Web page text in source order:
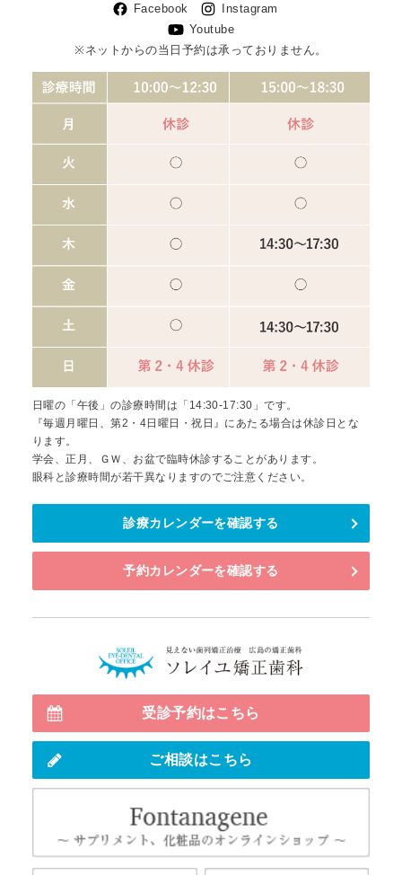
Facebook
Instagram
Youtube
※ネットからの当日予約は承っておりません。
日曜の「午後」の診療時間は「14:30-17:30」です。
『毎週月曜日、第2・4日曜日・祝日』にあたる場合は休診日とな
ります。
学会、正月、ＧＷ、お盆で臨時休診することがあります。
眼科と診療時間が若干異なりますのでご注意ください。
診療カレンダーを確認する
予約カレンダーを確認する
受診予約はこちら
ご相談はこちら